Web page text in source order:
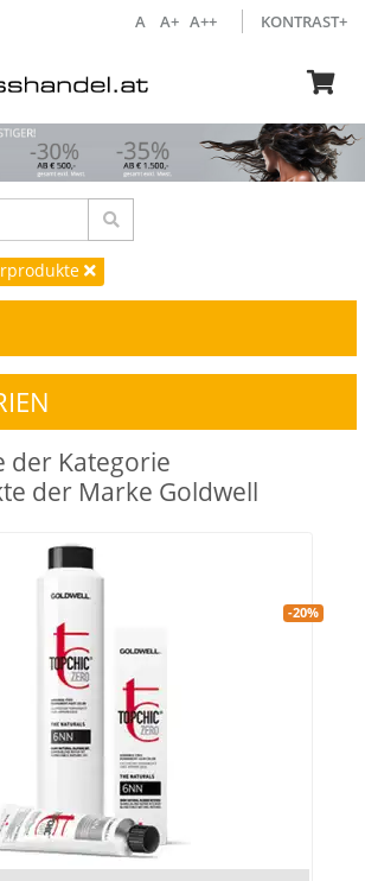
A A+ A++ KONTRAST+
der Kategorie
der Marke Goldwell
-20%